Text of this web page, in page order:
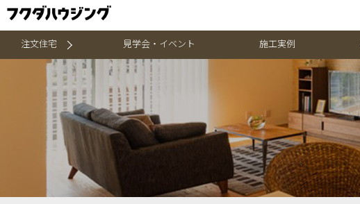
注文住宅 見学会・イベント 施工実例